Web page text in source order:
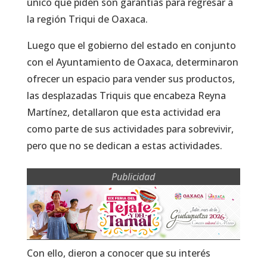
la región Triqui de Oaxaca.
Luego que el gobierno del estado en conjunto
con el Ayuntamiento de Oaxaca, determinaron
ofrecer un espacio para vender sus productos,
las desplazadas Triquis que encabeza Reyna
Martínez, detallaron que esta actividad era
como parte de sus actividades para sobrevivir,
pero que no se dedican a estas actividades.
Publicidad
Con ello, dieron a conocer que su interés